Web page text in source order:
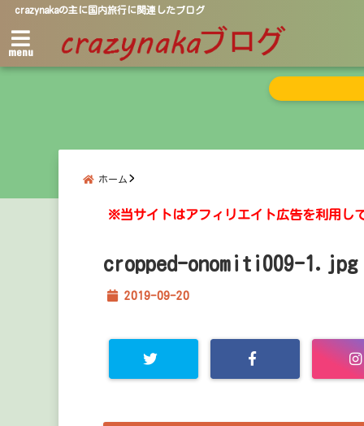
crazynakaの主に国内旅行に関連したブログ
menu
ホーム
※当サイトはアフィリエイト広告を利用し
cropped-onomiti009-1.jpg
2019-09-20